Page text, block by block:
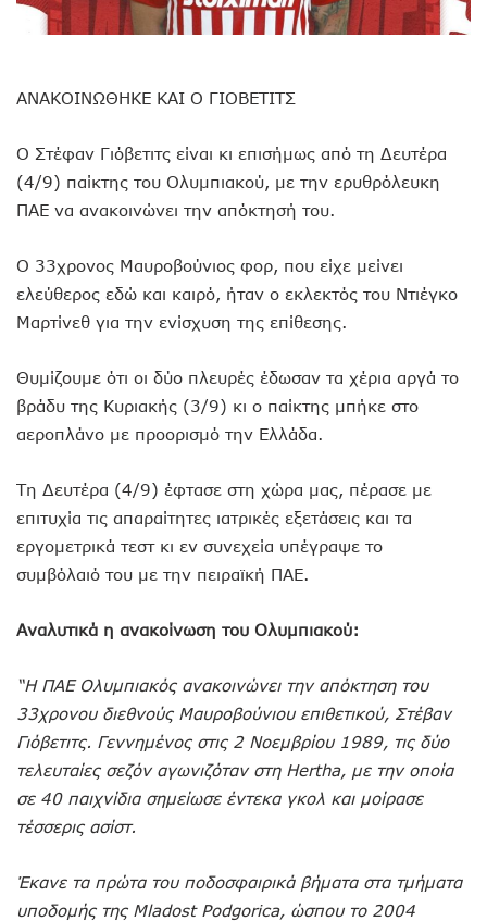
ANAKOIΝΩΘΗΚΕ ΚΑΙ Ο ΓΙΟΒΕΤΙΤΣ
Ο Στέφαν Γιόβετιτς είναι κι επισήμως από τη Δευτέρα
(4/9) παίκτης του Ολυμπιακού, με την ερυθρόλευκη
ΠΑΕ να ανακοινώνει την απόκτησή του.
Ο 33χρονος Μαυροβούνιος φορ, που είχε μείνει
ελεύθερος εδώ και καιρό, ήταν ο εκλεκτός του Ντιέγκο
Μαρτίνεθ για την ενίσχυση της επίθεσης.
Θυμίζουμε ότι οι δύο πλευρές έδωσαν τα χέρια αργά το
βράδυ της Κυριακής (3/9) κι ο παίκτης μπήκε στο
αεροπλάνο με προορισμό την Ελλάδα.
Τη Δευτέρα (4/9) έφτασε στη χώρα μας, πέρασε με
επιτυχία τις απαραίτητες ιατρικές εξετάσεις και τα
εργομετρικά τεστ κι εν συνεχεία υπέγραψε το
συμβόλαιό του με την πειραϊκή ΠΑΕ.
Αναλυτικά η ανακοίνωση του Ολυμπιακού:
“Η ΠΑΕ Ολυμπιακός ανακοινώνει την απόκτηση του
33χρονου διεθνούς Μαυροβούνιου επιθετικού, Στέβαν
Γιόβετιτς. Γεννημένος στις 2 Νοεμβρίου 1989, τις δύο
τελευταίες σεζόν αγωνιζόταν στη Hertha, με την οποία
σε 40 παιχνίδια σημείωσε έντεκα γκολ και μοίρασε
τέσσερις ασίστ.
Έκανε τα πρώτα του ποδοσφαιρικά βήματα στα τμήματα
υποδομής της Mladost Podgorica, ώσπου το 2004